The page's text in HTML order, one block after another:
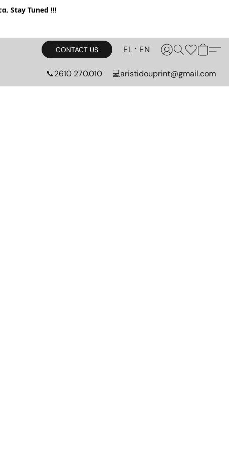
Stay Tuned !!!
CONTACT US EL EN
📞2610 270.010 💻aristidouprint@gmail.com